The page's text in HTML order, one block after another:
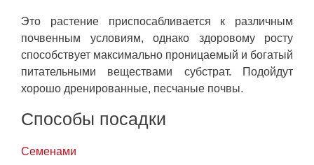
Это растение приспосабливается к различным
почвенным условиям, однако здоровому росту
способствует максимально проницаемый и богатый
питательными веществами субстрат. Подойдут
хорошо дренированные, песчаные почвы.
Способы посадки
Семенами